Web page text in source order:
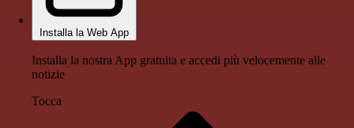
Installa la Web App
Installa la nostra App gratuita e accedi più velocemente alle
notizie
Tocca